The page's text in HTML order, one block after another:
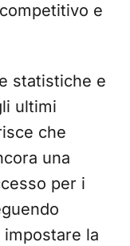
e
statistiche e
ultimi
che
una
per i
la